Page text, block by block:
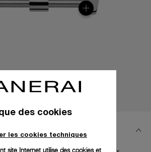
des cookies
les cookies techniques
site Internet utilise des cookies et